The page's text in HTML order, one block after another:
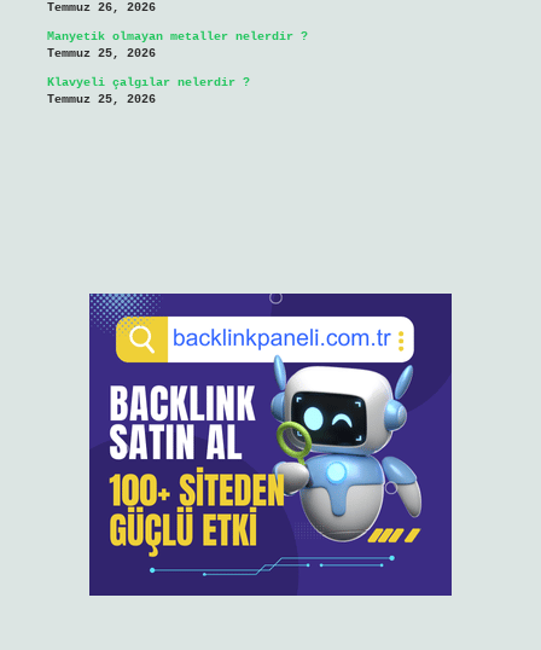
Temmuz 26, 2026
Manyetik olmayan metaller nelerdir ?
Temmuz 25, 2026
Klavyeli çalgılar nelerdir ?
Temmuz 25, 2026